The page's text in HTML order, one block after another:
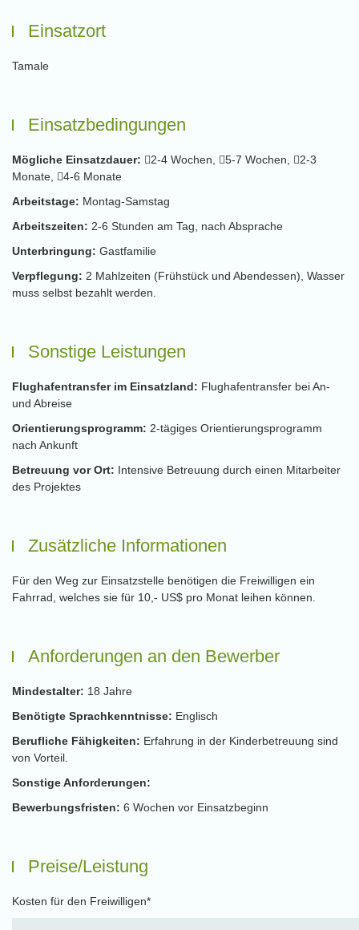
Einsatzort
Tamale
Einsatzbedingungen
Mögliche Einsatzdauer: 2-4 Wochen, 5-7 Wochen,
2-3
Monate,
4-6 Monate
Arbeitstage: Montag-Samstag
Arbeitszeiten: 2-6 Stunden am Tag, nach Absprache
Unterbringung: Gastfamilie
Verpflegung: 2 Mahlzeiten (Frühstück und Abendessen), Wasser
muss selbst bezahlt werden.
Sonstige Leistungen
Flughafentransfer im Einsatzland: Flughafentransfer bei An-
und Abreise
Orientierungsprogramm: 2-tägiges Orientierungsprogramm
nach Ankunft
Betreuung vor Ort: Intensive Betreuung durch einen Mitarbeiter
des Projektes
Zusätzliche Informationen
Für den Weg zur Einsatzstelle benötigen die Freiwilligen ein
Fahrrad, welches sie für 10,- US$ pro Monat leihen können.
Anforderungen an den Bewerber
Mindestalter: 18 Jahre
Benötigte Sprachkenntnisse: Englisch
Berufliche Fähigkeiten: Erfahrung in der Kinderbetreuung sind
von Vorteil.
Sonstige Anforderungen:
Bewerbungsfristen: 6 Wochen vor Einsatzbeginn
Preise/Leistung
Kosten für den Freiwilligen*